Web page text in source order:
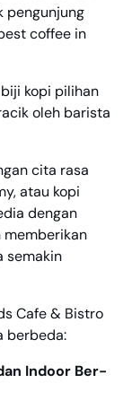
pengunjung
coffee in
kopi pilihan
oleh barista
cita rasa
atau kopi
dengan
memberikan
semakin
Cafe & Bistro
berbeda:
Indoor Ber-